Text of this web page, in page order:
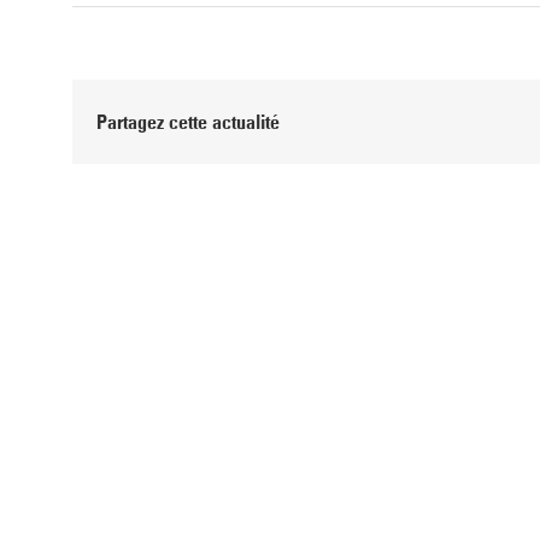
Partagez cette actualité